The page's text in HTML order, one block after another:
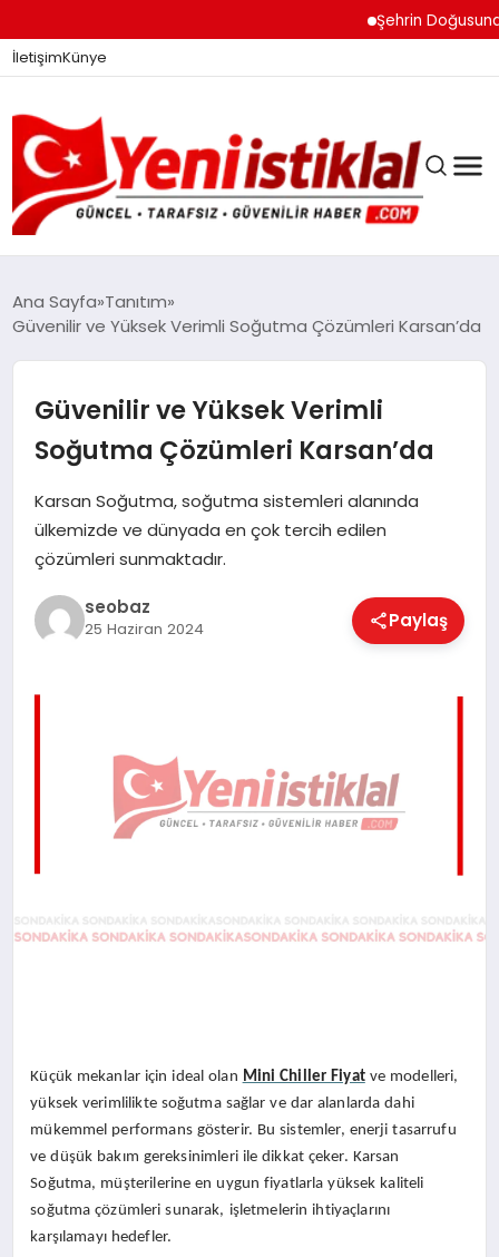
Şehrin
İletişimKünye
GÜNDEM
DÜNYA
EĞITIM
EKONOMI
MAGAZIN
TEKNOLOJI
Ana Sayfa Tanıtım
Güvenilir ve Yüksek Verimli Soğutma Çözümleri Karsan’da
Güvenilir ve Yüksek Verimli
Soğutma Çözümleri Karsan’da
Karsan Soğutma, soğutma sistemleri alanında
ülkemizde ve dünyada en çok tercih edilen
çözümleri sunmaktadır.
seobaz
25 Haziran 2024 Paylaş
Küçük mekanlar için ideal olan Mini Chiller Fiyatve modelleri,
yüksek verimlilikte soğutma sağlar ve dar alanlarda dahi
mükemmel performans gösterir. Bu sistemler, enerji tasarrufu
ve düşük bakım gereksinimleri ile dikkat çeker. Karsan
Soğutma, müşterilerine en uygun fiyatlarla yüksek kaliteli
soğutma çözümleri sunarak, işletmelerin ihtiyaçlarını
karşılamayı hedefler.